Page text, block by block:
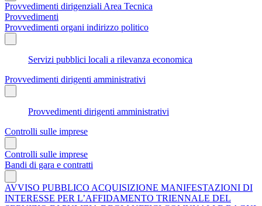
Provvedimenti dirigenziali Area Tecnica
Provvedimenti
Provvedimenti organi indirizzo politico
Servizi pubblici locali a rilevanza economica
Provvedimenti dirigenti amministrativi
Provvedimenti dirigenti amministrativi
Controlli sulle imprese
Controlli sulle imprese
Bandi di gara e contratti
AVVISO PUBBLICO ACQUISIZIONE MANIFESTAZIONI DI
INTERESSE PER L’AFFIDAMENTO TRIENNALE DEL